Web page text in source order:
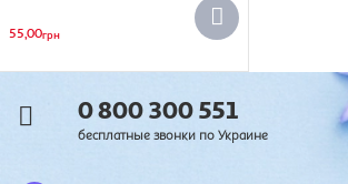
55,00грн
0 800 300 551
бесплатные звонки по Украине